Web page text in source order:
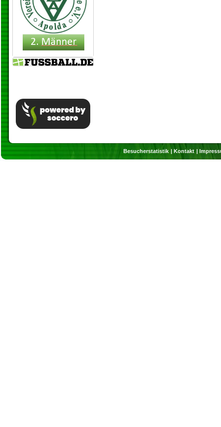
Besucherstatistik Kontakt